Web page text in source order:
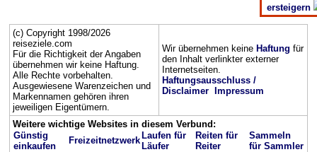
ersteigern
(c) Copyright 1998/2026
reiseziele.com
Für die Richtigkeit der Angaben
übernehmen wir keine Haftung.
Alle Rechte vorbehalten.
Ausgewiesene Warenzeichen und
Markennamen gehören ihren
jeweiligen Eigentümern.
Wir übernehmen keine Haftung für
den Inhalt verlinkter externer
Internetseiten.
Haftungsausschluss /
Disclaimer
Impressum
Weitere wichtige Websites in diesem Verbund:
Günstig
einkaufen
Freizeitnetzwerk Laufen für
Läufer
Reiten für
Reiter
Sammeln
für Sammler